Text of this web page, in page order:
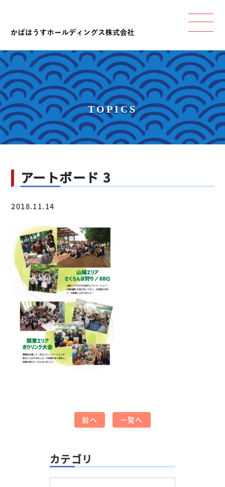
TOPICS
アートボード 3
2018.11.14
前へ 一覧へ
カテゴリ